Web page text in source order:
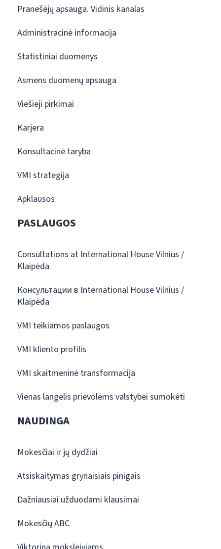
Pranešėjų apsauga. Vidinis kanalas
Administracinė informacija
Statistiniai duomenys
Asmens duomenų apsauga
Viešieji pirkimai
Karjera
Konsultacinė taryba
VMI strategija
Apklausos
PASLAUGOS
Consultations at International House Vilnius /
Klaipėda
Консультации в International House Vilnius /
Klaipėda
VMI teikiamos paslaugos
VMI kliento profilis
VMI skaitmeninė transformacija
Vienas langelis prievolėms valstybei sumokėti
NAUDINGA
Mokesčiai ir jų dydžiai
Atsiskaitymas grynaisiais pinigais
Dažniausiai užduodami klausimai
Mokesčių ABC